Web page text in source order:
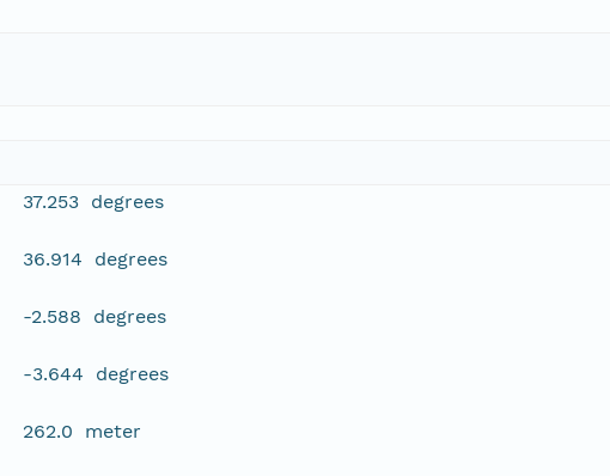
37.253 degrees
36.914 degrees
-2.588 degrees
-3.644 degrees
262.0 meter